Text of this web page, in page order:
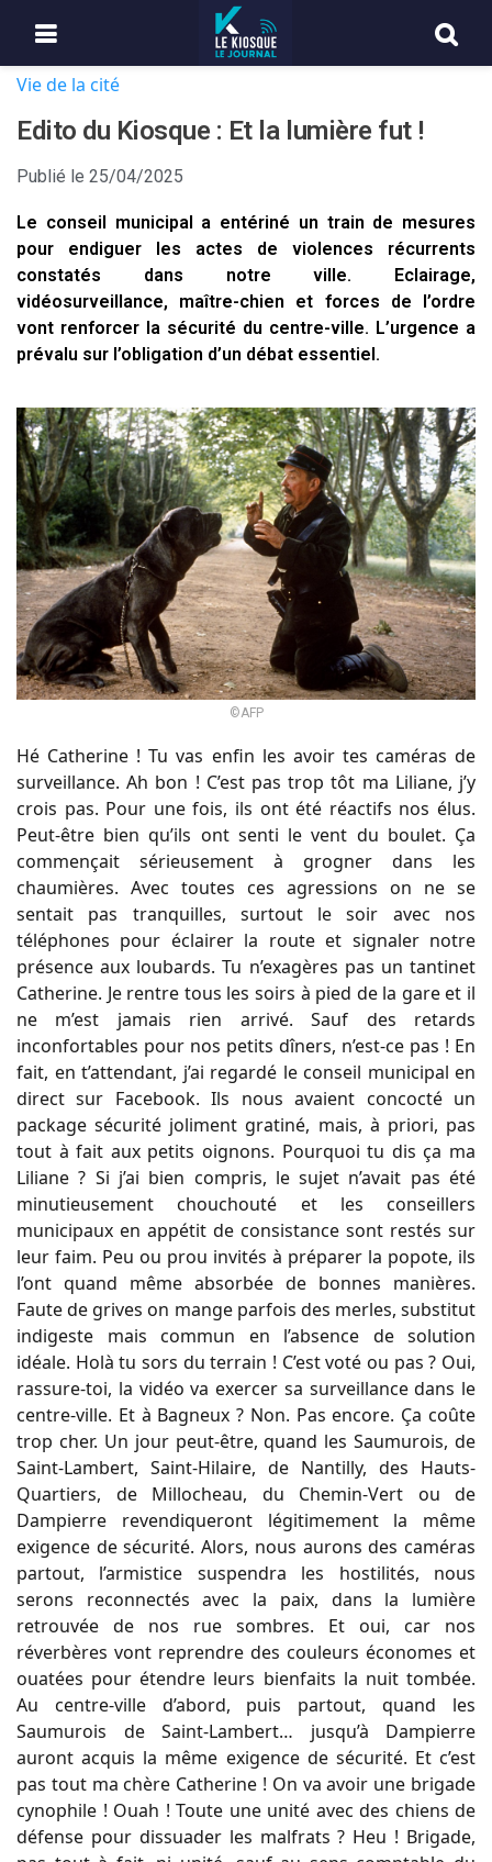
Vie de la cité
Edito du Kiosque : Et la lumière fut !
Publié le 25/04/2025
Le conseil municipal a entériné un train de mesures
pour endiguer les actes de violences récurrents
constatés dans notre ville. Eclairage,
vidéosurveillance, maître-chien et forces de l’ordre
vont renforcer la sécurité du centre-ville. L’urgence a
prévalu sur l’obligation d’un débat essentiel.
©AFP
Hé Catherine ! Tu vas enfin les avoir tes caméras de
surveillance. Ah bon ! C’est pas trop tôt ma Liliane, j’y
crois pas. Pour une fois, ils ont été réactifs nos élus.
Peut-être bien qu’ils ont senti le vent du boulet. Ça
commençait sérieusement à grogner dans les
chaumières. Avec toutes ces agressions on ne se
sentait pas tranquilles, surtout le soir avec nos
téléphones pour éclairer la route et signaler notre
présence aux loubards. Tu n’exagères pas un tantinet
Catherine. Je rentre tous les soirs à pied de la gare et il
ne m’est jamais rien arrivé. Sauf des retards
inconfortables pour nos petits dîners, n’est-ce pas ! En
fait, en t’attendant, j’ai regardé le conseil municipal en
direct sur Facebook. Ils nous avaient concocté un
package sécurité joliment gratiné, mais, à priori, pas
tout à fait aux petits oignons. Pourquoi tu dis ça ma
Liliane ? Si j’ai bien compris, le sujet n’avait pas été
minutieusement chouchouté et les conseillers
municipaux en appétit de consistance sont restés sur
leur faim. Peu ou prou invités à préparer la popote, ils
l’ont quand même absorbée de bonnes manières.
Faute de grives on mange parfois des merles, substitut
indigeste mais commun en l’absence de solution
idéale. Holà tu sors du terrain ! C’est voté ou pas ? Oui,
rassure-toi, la vidéo va exercer sa surveillance dans le
centre-ville. Et à Bagneux ? Non. Pas encore. Ça coûte
trop cher. Un jour peut-être, quand les Saumurois, de
Saint-Lambert, Saint-Hilaire, de Nantilly, des Hauts-
Quartiers, de Millocheau, du Chemin-Vert ou de
Dampierre revendiqueront légitimement la même
exigence de sécurité. Alors, nous aurons des caméras
partout, l’armistice suspendra les hostilités, nous
serons reconnectés avec la paix, dans la lumière
retrouvée de nos rue sombres. Et oui, car nos
réverbères vont reprendre des couleurs économes et
ouatées pour étendre leurs bienfaits la nuit tombée.
Au centre-ville d’abord, puis partout, quand les
Saumurois de Saint-Lambert… jusqu’à Dampierre
auront acquis la même exigence de sécurité. Et c’est
pas tout ma chère Catherine ! On va avoir une brigade
cynophile ! Ouah ! Toute une unité avec des chiens de
défense pour dissuader les malfrats ? Heu ! Brigade,